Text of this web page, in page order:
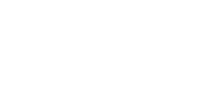
路追杀而来。为了护住
。这不仅是对母亲下落的追寻，更是他探寻身世真相、寻求
遇到神秘事件集体神秘消失。20年后寻宝队成员周西川和周嫣然、